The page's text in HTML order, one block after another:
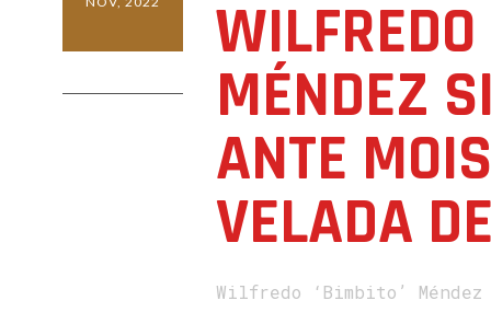
WILFREDO
MÉNDEZ
ANTE
VELADA
Wilfredo ‘Bimbito’